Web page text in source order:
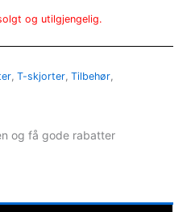
og utilgjengelig.
,T-skjorter ,Tilbehør
og få gode rabatter